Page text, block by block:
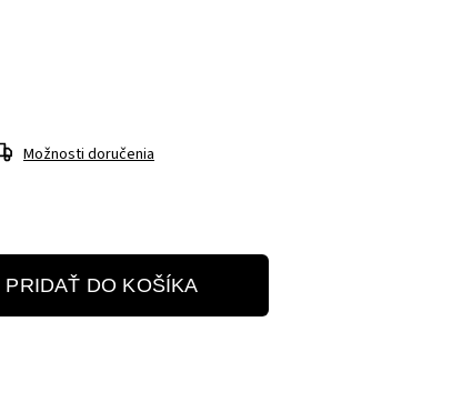
Možnosti doručenia
PRIDAŤ DO KOŠÍKA